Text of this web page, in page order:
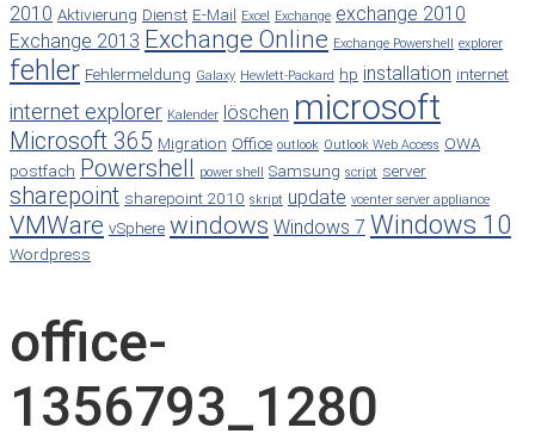
2010 Aktivierung Dienst E-Mail Excel Exchange exchange 2010
Exchange 2013 Exchange Online Exchange Powershell explorer
fehler Fehlermeldung Galaxy Hewlett-Packard hp installation internet
internet explorer Kalender löschen microsoft
Microsoft 365 Migration Office outlook Outlook Web Access OWA
postfach Powershell power shell Samsung script server
sharepoint sharepoint 2010 skript update vcenter server appliance
VMWare vSphere windows Windows 7 Windows 10
Wordpress
office-
1356793_1280